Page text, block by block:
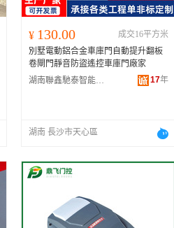
¥ 130.00
成交16平方米
別墅電動鋁合金車庫門自動提升翻板
卷閘門靜音防盜遙控車庫門廠家
湖南聯鑫馳泰智能門窗有限公司
17年
湖南 長沙市天心區